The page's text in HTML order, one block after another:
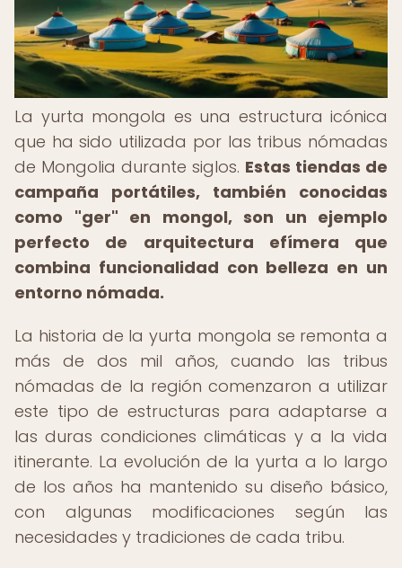
La yurta mongola es una estructura icónica
que ha sido utilizada por las tribus nómadas
de Mongolia durante siglos. Estas tiendas de
campaña portátiles, también conocidas
como "ger" en mongol, son un ejemplo
perfecto de arquitectura efímera que
combina funcionalidad con belleza en un
entorno nómada.
La historia de la yurta mongola se remonta a
más de dos mil años, cuando las tribus
nómadas de la región comenzaron a utilizar
este tipo de estructuras para adaptarse a
las duras condiciones climáticas y a la vida
itinerante. La evolución de la yurta a lo largo
de los años ha mantenido su diseño básico,
con algunas modificaciones según las
necesidades y tradiciones de cada tribu.